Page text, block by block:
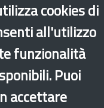
cookies di
all'utilizzo
funzionalità
Puoi
accettare